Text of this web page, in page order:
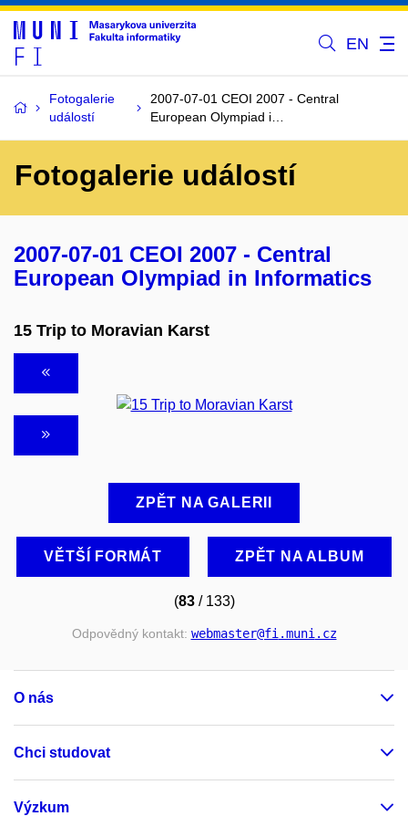
EN
Fotogalerie
událostí
2007-07-01 CEOI 2007 - Central
European Olympiad i…
Fotogalerie událostí
2007-07-01 CEOI 2007 - Central
European Olympiad in Informatics
15 Trip to Moravian Karst
ZPĚT NA GALERII
VĚTŠÍ FORMÁT ZPĚT NA ALBUM
(83/ 133)
Odpovědný kontakt: webmaster@fi.muni.cz
O nás
Chci studovat
Výzkum